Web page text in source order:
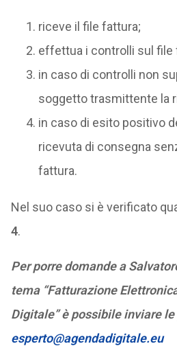
riceve il file fattura;
effettua i controlli sul file
in caso di controlli non
soggetto trasmittente la
in caso di esito positivo
ricevuta di consegna
fattura.
Nel suo caso si è verificato
4.
Per porre domande a
tema “Fatturazione
Digitale” è possibile inviare
esperto@agendadigitale.eu